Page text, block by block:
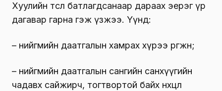
Хуулийн төсөл батлагдсанаар дараах эерэг үр
дагавар гарна гэж үзжээ. Үүнд:
– нийгмийн даатгалын хамрах хүрээ өргөжнө;
– нийгмийн даатгалын сангийн санхүүгийн
чадавх сайжирч, тогтвортой байх нөхцөл